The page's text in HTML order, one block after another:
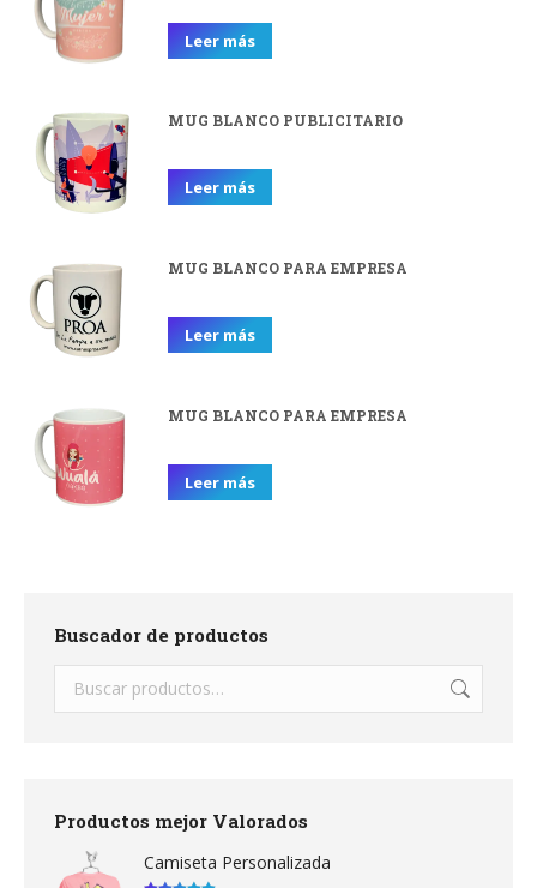
Leer más
MUG BLANCO PUBLICITARIO
Leer más
MUG BLANCO PARA EMPRESA
Leer más
MUG BLANCO PARA EMPRESA
Leer más
Buscador de productos
Productos mejor Valorados
Camiseta Personalizada